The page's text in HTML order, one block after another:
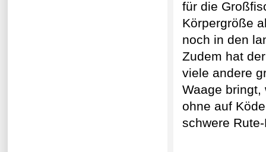
für die
Körpergröße
noch in den
Zudem hat
viele andere
Waage
ohne auf
schwere